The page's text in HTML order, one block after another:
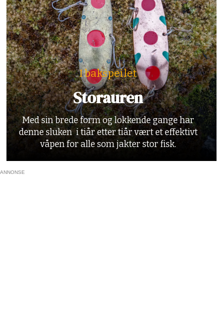
I bakspeilet
Storauren
Med sin brede form og lokkende gange har
denne sluken i tiår etter tiår vært et effektivt
våpen for alle som jakter stor fisk.
ANNONSE